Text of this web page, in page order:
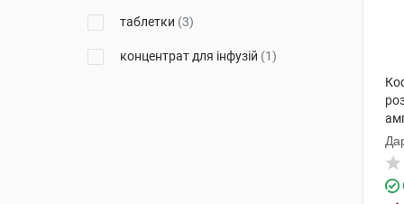
таблетки (3)
концентрат для інфузій (1)